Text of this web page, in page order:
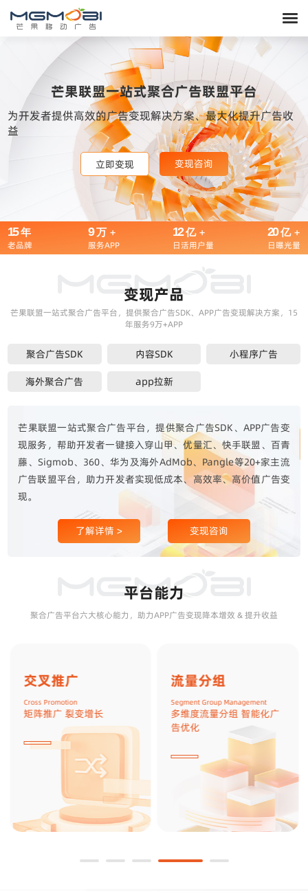
立即变现 变现咨询
芒果联盟一站式聚合广告联盟平台
为开发者提供高效的广告变现解决方案、最大化提升广告收
益
立即变现 变现咨询
立即变现 变现咨询
15 年
老品牌
9 万 +
服务APP
12 亿 +
日活用户量
20 亿 +
日曝光量
变现产品
芒果联盟一站式聚合广告平台，提供聚合广告SDK、APP广告变现解决方案，15
年服务9万+APP
聚合广告SDK 内容SDK
小程序广告
海外聚合广告
app拉新
芒果联盟一站式聚合广告平台，提供聚合广告SDK、APP广告变
现服务，帮助开发者一键接入穿山甲、优量汇、快手联盟、百青
藤、Sigmob、360、华为及海外AdMob、Pangle等20+家主流
广告联盟平台，助力开发者实现低成本、高效率、高价值广告变
现。
了解详情 > 变现咨询
平台能力
聚合广告平台六大核心能力，助力APP广告变现降本增效 & 提升收益
交叉推广
Cross Promotion
矩阵推广 裂变增长
流量分组
Segment Group Management
多维度流量分组 智能化广
告优化